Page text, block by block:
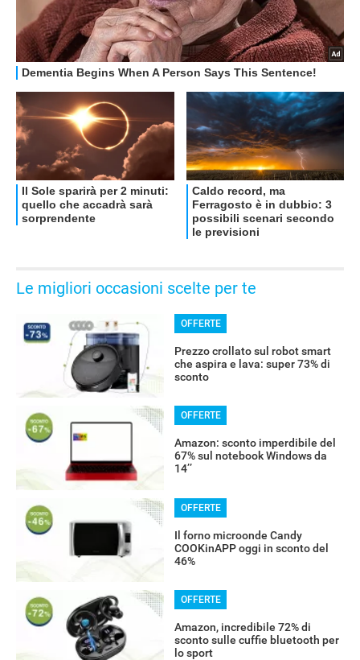
Le migliori occasioni scelte per te
OFFERTE
Prezzo crollato sul robot smart
che aspira e lava: super 73% di
sconto
OFFERTE
Amazon: sconto imperdibile del
67% sul notebook Windows da
14’’
OFFERTE
Il forno microonde Candy
COOKinAPP oggi in sconto del
46%
OFFERTE
Amazon, incredibile 72% di
sconto sulle cuffie bluetooth per
lo sport